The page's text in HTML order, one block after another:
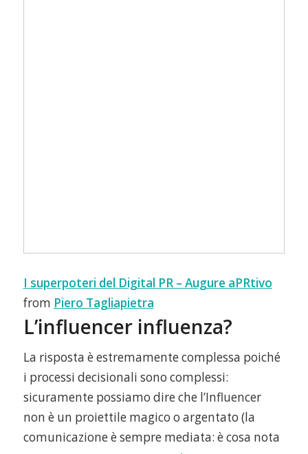
I superpoteri del Digital PR – Augure aPRtivo
from Piero Tagliapietra
L’influencer influenza?
La risposta è estremamente complessa poiché
i processi decisionali sono complessi:
sicuramente possiamo dire che l’Influencer
non è un proiettile magico o argentato (la
comunicazione è sempre mediata: è cosa nota